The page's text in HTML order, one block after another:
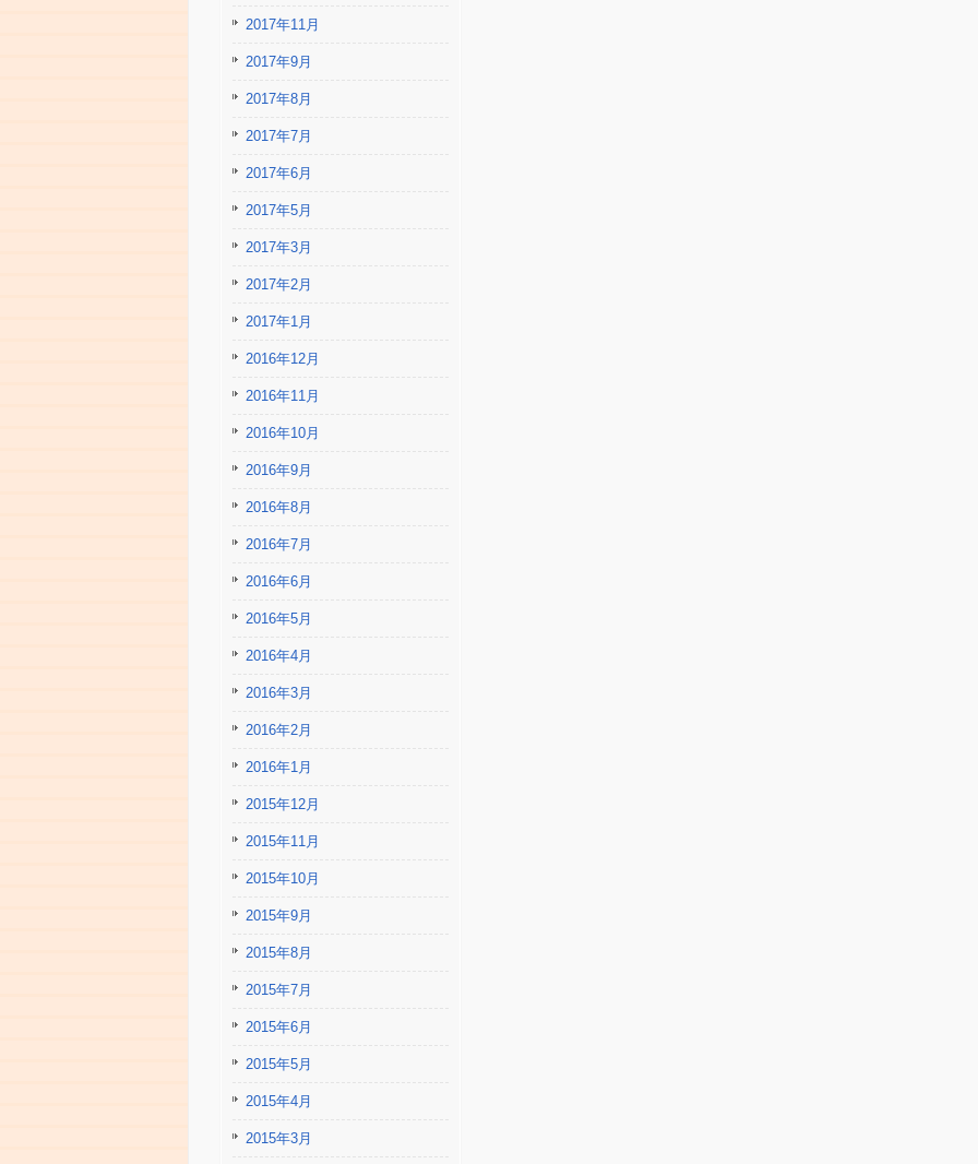
2017年11月
2017年9月
2017年8月
2017年7月
2017年6月
2017年5月
2017年3月
2017年2月
2017年1月
2016年12月
2016年11月
2016年10月
2016年9月
2016年8月
2016年7月
2016年6月
2016年5月
2016年4月
2016年3月
2016年2月
2016年1月
2015年12月
2015年11月
2015年10月
2015年9月
2015年8月
2015年7月
2015年6月
2015年5月
2015年4月
2015年3月